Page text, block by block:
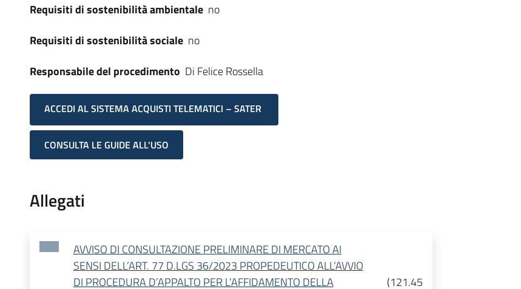
Requisiti di sostenibilità ambientale no
Requisiti di sostenibilità sociale no
Responsabile del procedimento Di Felice Rossella
ACCEDI AL SISTEMA ACQUISTI TELEMATICI – SATER
CONSULTA LE GUIDE ALL'USO
Allegati
AVVISO DI CONSULTAZIONE PRELIMINARE DI MERCATO AI
SENSI DELL’ART. 77 D.LGS 36/2023 PROPEDEUTICO ALL’AVVIO
DI PROCEDURA D’APPALTO PER L’AFFIDAMENTO DELLA
(121.45